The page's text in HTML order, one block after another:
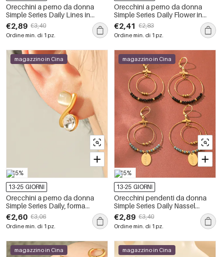
Orecchini a perno da donna
Simple Series Daily Lines in
acciaio inossidabile color oro
impermeabile con zirconi
€2,89 €3,40
Ordine min. di 1 pz.
Orecchini a perno da donna
Simple Series Daily Flower in
acciaio inossidabile,
impermeabili, color oro.
€2,41 €2,83
Ordine min. di 1 pz.
-15%
magazzino in Cina
13-25 GIORNI
Orecchini a perno da donna
Simple Series Daily, forma
irregolare, in acciaio
inossidabile, impermeabili, color
oro, con pietra naturale.
€2,60 €3,06
Ordine min. di 1 pz.
-15%
magazzino in Cina
13-25 GIORNI
Orecchini pendenti da donna
Simple Series Daily Nassel
Beads Circle in acciaio
inossidabile impermeabile color
oro.
€2,89 €3,40
Ordine min. di 1 pz.
magazzino in Cina magazzino in Cina